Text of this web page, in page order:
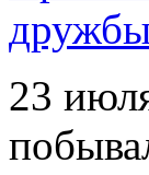
23